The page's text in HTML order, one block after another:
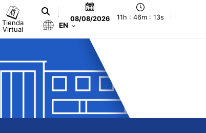
Tienda
Virtual
08/08/2026 11h : 46m : 14s
EN